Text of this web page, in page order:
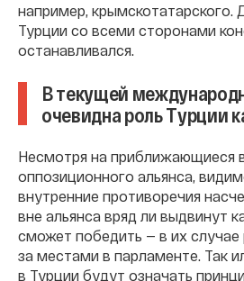
например, крымскотатарского.
Турции со всеми сторонами
останавливался.
В текущей
очевидна роль Турции
Несмотря на приближающиеся
оппозиционного альянса,
внутренние противоречия
вне альянса вряд ли выдвинут
сможет победить — в их случае
за местами в парламенте. Так
в Турции будут означать